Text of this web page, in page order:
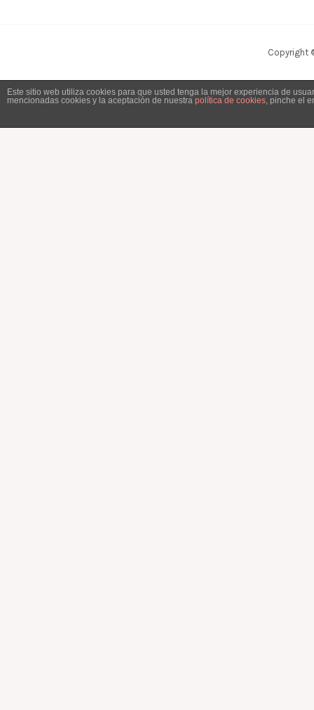
Copyright
Este sitio web utiliza cookies para que usted tenga la mejor experiencia de
mencionadas cookies y la aceptación de nuestra política de cookies, pinche el